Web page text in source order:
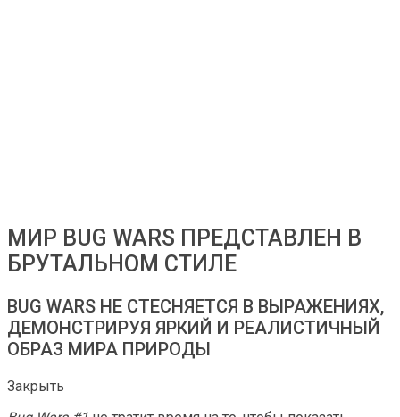
МИР BUG WARS ПРЕДСТАВЛЕН В
БРУТАЛЬНОМ СТИЛЕ
BUG WARS НЕ СТЕСНЯЕТСЯ В ВЫРАЖЕНИЯХ,
ДЕМОНСТРИРУЯ ЯРКИЙ И РЕАЛИСТИЧНЫЙ
ОБРАЗ МИРА ПРИРОДЫ
Закрыть